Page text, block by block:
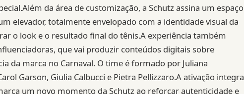
da área de customização, a Schutz assina um espaço
elevador, totalmente envelopado com a identidade visual da
o look e o resultado final do tênis.A experiência também
que vai produzir conteúdos digitais sobre
da marca no Carnaval. O time é formado por Juliana
Garson, Giulia Calbucci e Pietra Pellizzaro.A ativação integra
um novo momento da Schutz ao reforçar autenticidade e